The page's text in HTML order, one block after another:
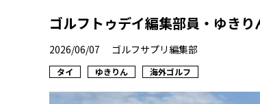
ゴルフトゥデイ編集部員・ゆき
2026/06/07 ゴルフサプリ編集部
タイ ゆきりん 海外ゴルフ